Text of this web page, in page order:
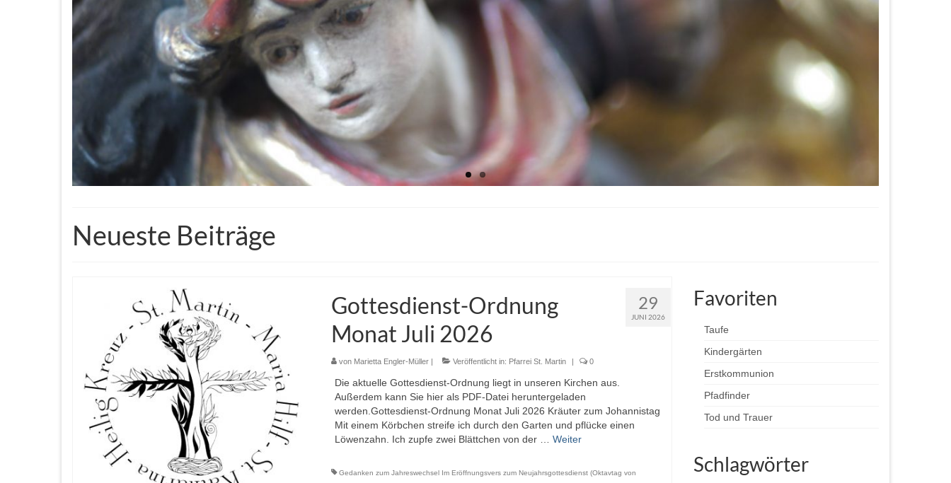
Neueste Beiträge
29
JUNI 2026
Gottesdienst-Ordnung
Monat Juli 2026
von Marietta Engler-Müller| Veröffentlicht in: Pfarrei St. Martin 0
Die aktuelle Gottesdienst-Ordnung liegt in unseren Kirchen aus.
Außerdem kann Sie hier als PDF-Datei heruntergeladen
werden.Gottesdienst-Ordnung Monat Juli 2026 Kräuter zum Johannistag
Mit einem Körbchen streife ich durch den Garten und pflücke einen
Löwenzahn. Ich zupfe zwei Blättchen von der … Weiter
Gedanken zum Jahreswechsel Im Eröffnungsvers zum Neujahrsgottesdienst (Oktavtag von
Favoriten
Taufe
Kindergärten
Erstkommunion
Pfadfinder
Tod und Trauer
Schlagwörter